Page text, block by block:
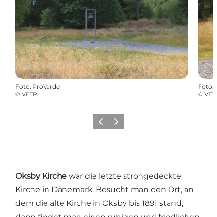
Foto: ProVarde
© VETR
Foto:
©
ZurückWeiter
Oksby Kirche war die letzte strohgedeckte
Kirche in Dänemark. Besucht man den Ort, an
dem die alte Kirche in Oksby bis 1891 stand,